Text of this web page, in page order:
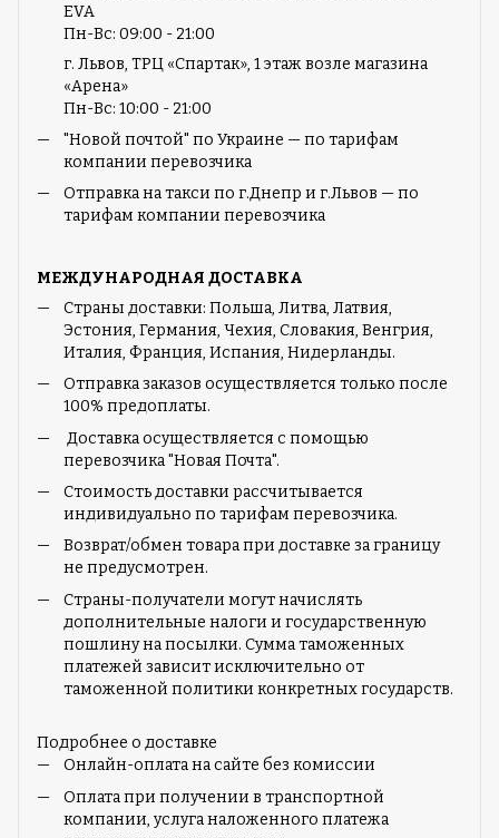
EVA
Пн-Вс: 09:00 - 21:00
г. Львов, ТРЦ «Спартак», 1 этаж возле магазина
«Арена»
Пн-Вс: 10:00 - 21:00
"Новой почтой" по Украине — по тарифам
компании перевозчика
Отправка на такси по г.Днепр и г.Львов — по
тарифам компании перевозчика
МЕЖДУНАРОДНАЯ ДОСТАВКА
Страны доставки: Польша, Литва, Латвия,
Эстония, Германия, Чехия, Словакия, Венгрия,
Италия, Франция, Испания, Нидерланды.
Отправка заказов осуществляется только после
100% предоплаты.
Доставка осуществляется с помощью
перевозчика "Новая Почта".
Стоимость доставки рассчитывается
индивидуально по тарифам перевозчика.
Возврат/обмен товара при доставке за границу
не предусмотрен.
Страны-получатели могут начислять
дополнительные налоги и государственную
пошлину на посылки. Сумма таможенных
платежей зависит исключительно от
таможенной политики конкретных государств.
Подробнее о доставке
Онлайн-оплата на сайте без комиссии
Оплата при получении в транспортной
компании, услуга наложенного платежа